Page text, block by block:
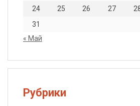
24
25 26 27
31
« Май
Рубрики